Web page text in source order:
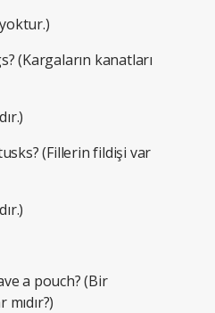
(Kargaların kanatları
(Fillerin fildişi var
a pouch? (Bir